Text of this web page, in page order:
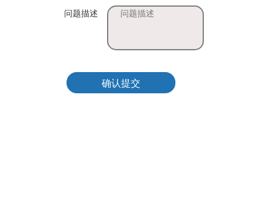
问题描述
确认提交